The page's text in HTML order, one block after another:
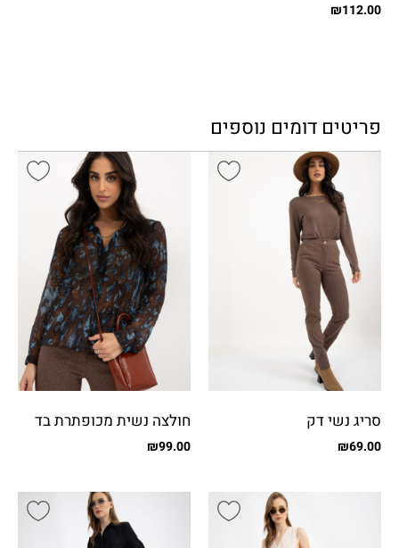
₪112.00
פריטים דומים נוספים
סריג נשי דק
₪69.00
חולצה נשית מכופתרת בד
שיפון מקומט
₪99.00